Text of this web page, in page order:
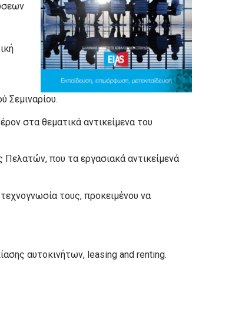
Σεμιναρίου.
στα θεματικά αντικείμενα του
που τα εργασιακά αντικείμενά
τους, προκειμένου να
αυτοκινήτων, leasing and renting.